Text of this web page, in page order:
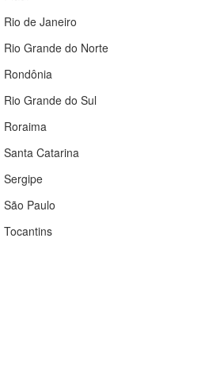
Rio de Janeiro
Rio Grande do Norte
Rondônia
Rio Grande do Sul
Roraima
Santa Catarina
Sergipe
São Paulo
Tocantins